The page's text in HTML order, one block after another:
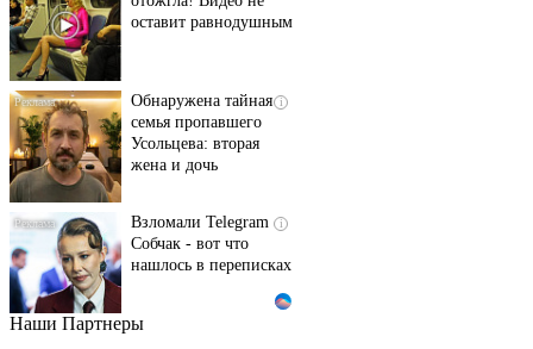
оставит равнодушным
семья пропавшего
Усольцева: вторая
жена и дочь
Собчак - вот что
нашлось в переписках
"Потеряли стыд в
Наши Партнеры